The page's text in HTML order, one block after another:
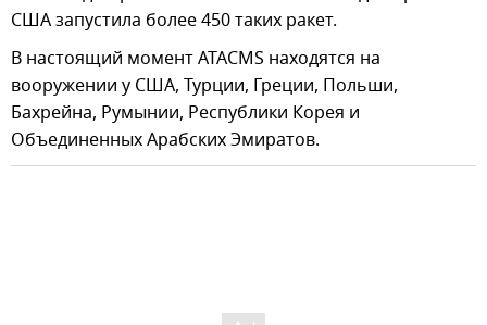
США запустила более 450 таких ракет.
В настоящий момент ATACMS находятся на
вооружении у США, Турции, Греции, Польши,
Бахрейна, Румынии, Республики Корея и
Объединенных Арабских Эмиратов.